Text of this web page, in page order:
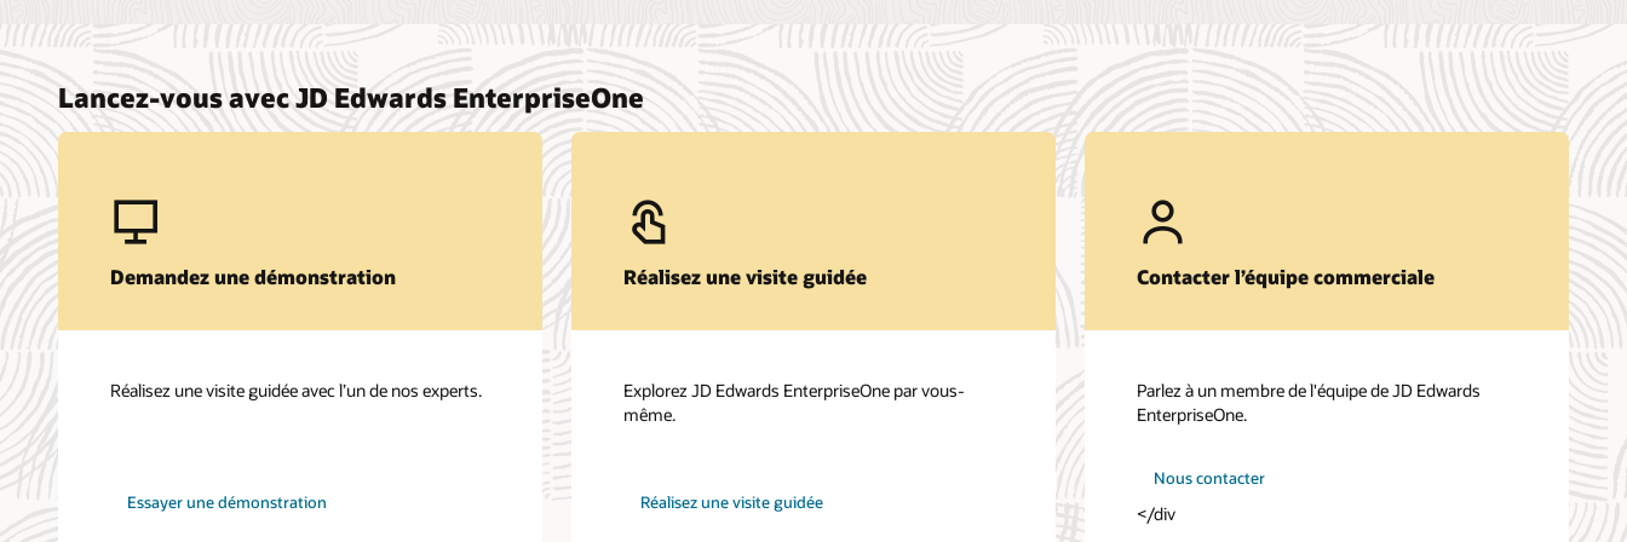
Lancez-vous avec JD Edwards EnterpriseOne
Demandez une démonstration
Réalisez une visite guidée avec l’un de nos experts.
Essayer une démonstration
Réalisez une visite guidée
Explorez JD Edwards EnterpriseOne par vous-
même.
Réalisez une visite guidée
Contacter l’équipe commerciale
Parlez à un membre de l'équipe de JD Edwards
EnterpriseOne.
Nous contacter
</div